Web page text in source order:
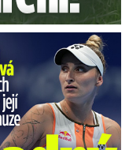
Záhadný vzkaz!